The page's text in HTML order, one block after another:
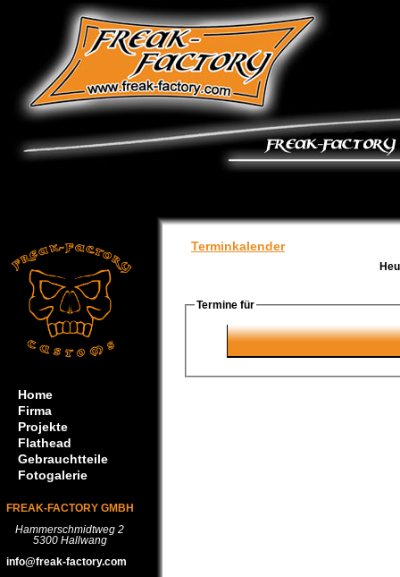
Home
Firma
Projekte
Flathead
Gebrauchtteile
Fotogalerie
FREAK-FACTORY GMBH
Hammerschmidtweg 2
5300 Hallwang
info@freak-factory.com
Terminkalender
Termine für